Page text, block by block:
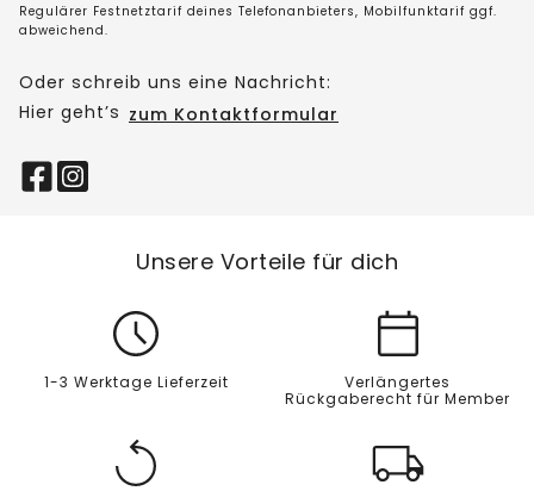
Regulärer Festnetztarif deines Telefonanbieters, Mobilfunktarif ggf.
abweichend.
Oder schreib uns eine Nachricht:
Hier geht’s zum Kontaktformular
Unsere Vorteile für dich
1-3 Werktage Lieferzeit
Verlängertes
Rückgaberecht für Member